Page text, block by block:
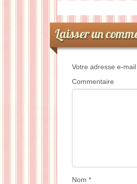
Laisser un
Votre adresse e-
Commentaire
Nom *